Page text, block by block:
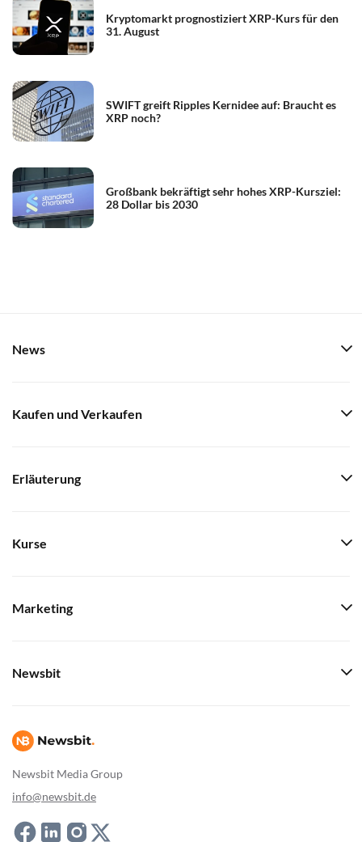
Kryptomarkt prognostiziert XRP-Kurs für den
31. August
SWIFT greift Ripples Kernidee auf: Braucht es
XRP noch?
Großbank bekräftigt sehr hohes XRP-Kursziel:
28 Dollar bis 2030
Newsbit Media Group
info@newsbit.de
News
Kaufen und Verkaufen
Erläuterung
Kurse
Marketing
Newsbit